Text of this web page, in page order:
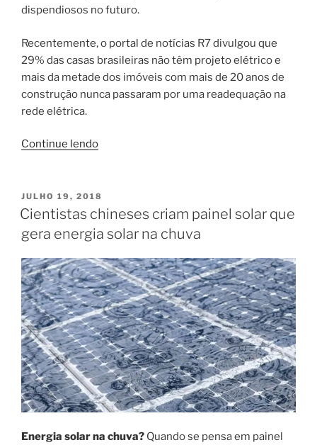
dispendiosos no futuro.
Recentemente, o portal de notícias R7 divulgou que
29% das casas brasileiras não têm projeto elétrico e
mais da metade dos imóveis com mais de 20 anos de
construção nunca passaram por uma readequação na
rede elétrica.
Continue lendo“17
conservar
a
instalação
da
sua
casa”
PUBLICADO
EM
JULHO 19, 2018
Cientistas chineses criam painel solar que
gera energia solar na chuva
Energia solar na chuva? Quando se pensa em painel